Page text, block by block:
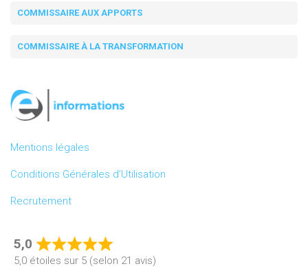
COMMISSAIRE AUX APPORTS
COMMISSAIRE À LA TRANSFORMATION
Mentions légales
Conditions Générales d’Utilisation
Recrutement
5,0
Rated
5,0
5,0 étoiles sur 5 (selon 21 avis)